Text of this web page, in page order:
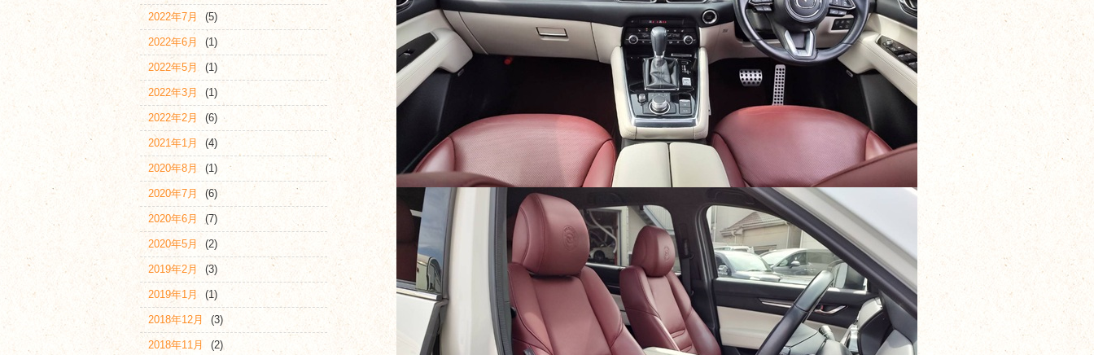
2022年7月 (5)
2022年6月 (1)
2022年5月 (1)
2022年3月 (1)
2022年2月 (6)
2021年1月 (4)
2020年8月 (1)
2020年7月 (6)
2020年6月 (7)
2020年5月 (2)
2019年2月 (3)
2019年1月 (1)
2018年12月 (3)
2018年11月 (2)